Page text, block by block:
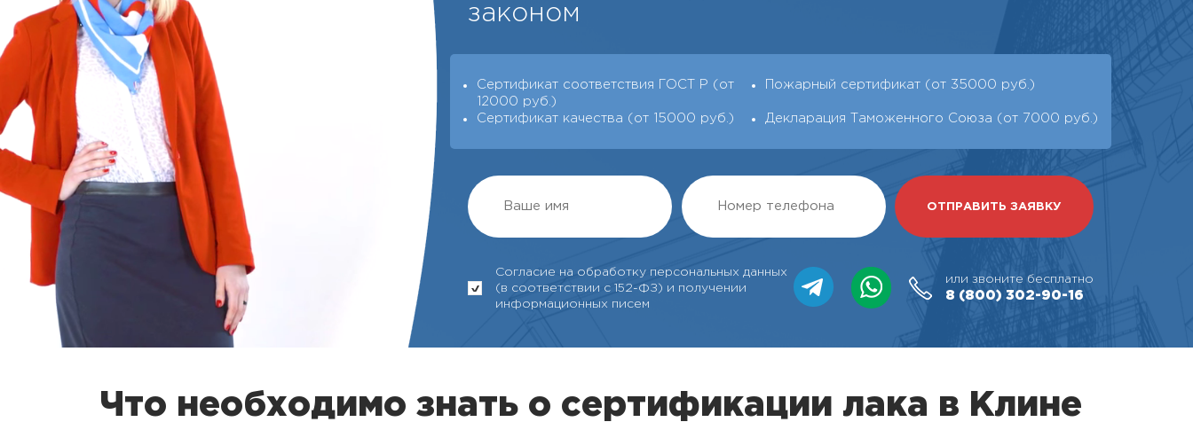
законом
Сертификат соответствия ГОСТ Р (от
12000 руб.)
Пожарный сертификат (от 35000 руб.)
Сертификат качества (от 15000 руб.) Декларация Таможенного Союза (от 7000 руб.)
Согласие на обработку персональных данных
(в соответствии с 152-ФЗ) и получении
информационных писем
или звоните бесплатно
8 (800) 302-90-16
Что необходимо знать о сертификации лака в Клине